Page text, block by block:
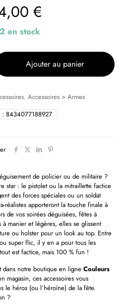
€
2 en stock
Ajouter au panier
: 8434077188927
, Accessoires > Armes
de policier ou de militaire ?
star : le pistolet ou la mitraillette factice
des forces spéciales ou un soldat
réalistes apporteront la touche finale à
de vos soirées déguisées, fêtes à
manier et légères, elles se glissent
ou holster pour un look au top. Entre
super flic, il y en a pour tous les
est factice, mais 100 % fun !
dans notre boutique en ligne Couleurs
magasin, ces accessoires vous
le héros (ou l’héroïne) de la fête.
?